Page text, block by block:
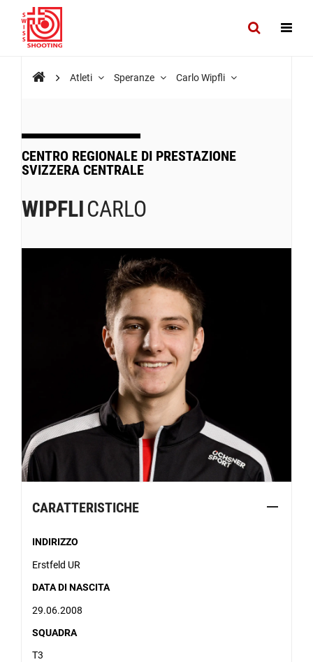
Atleti Speranze Carlo Wipfli
CENTRO REGIONALE DI PRESTAZIONE
SVIZZERA CENTRALE
WIPFLICARLO
CARATTERISTICHE
INDIRIZZO
Erstfeld UR
DATA DI NASCITA
29.06.2008
SQUADRA
T3